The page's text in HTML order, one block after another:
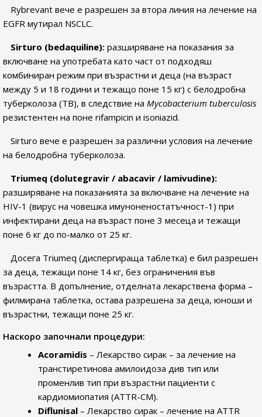
Rybrevant вече е разрешен за втора линия на лечение на
EGFR мутирал NSCLC.
Sirturo (bedaquiline): разширяване на показания за
включване на употребата като част от подходяш
комбиниран режим при възрастни и деца (на възраст
между 5 и 18 години и тежащо поне 15 кг) с белодробна
туберколоза (TB), в следствие на Mycobacterium tuberculosis
резистентен на поне rifampicin и isoniazid.
Sirturo вече е разрешен за различни условия на лечение
на белодробна туберколоза.
Triumeq (dolutegravir / abacavir / lamivudine):
разширяване на показанията за включване на лечение на
HIV-1 (вирус на човешка имуноненостатъчност-1) при
инфектирани деца на възраст поне 3 месеца и тежащи
поне 6 кг до по-малко от 25 кг.
Досега Triumeq (диспергираща таблетка) е бил разрешен
за деца, тежащи поне 14 кг, без ограничения във
възрастта. В допълнение, отделната лекарствена форма –
филмирана таблетка, остава разрешена за деца, юноши и
възрастни, тежащи поне 25 кг.
Наскоро започнали процедури:
Acoramidis – Лекарство сирак – за лечение на
транстиретинова амилоидоза див тип или
променлив тип при възрастни пациенти с
кардиомиопатия (ATTR-CM).
Diflunisal – Лекарство сирак – лечение на ATTR